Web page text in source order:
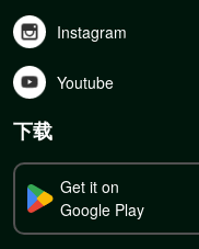
Instagram
Youtube
下载
Get it on
Google Play